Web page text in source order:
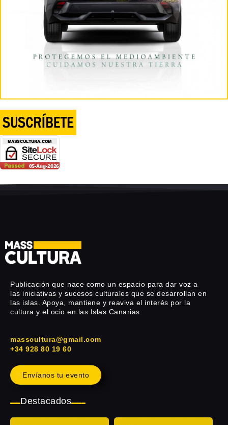
Publicación que nace como un espacio para dar voz a
las iniciativas y sucesos culturales que se desarrollan en
las islas. Apoya, mantiene y reaviva el interés por la
cultura y el ocio en las Islas Canarias.
masscultura@gmail.com
+34 928 80 19 60
Envíanos tu evento
Destacados